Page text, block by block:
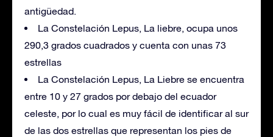
antigüedad.
La Constelación Lepus, La liebre, ocupa unos
290,3 grados cuadrados y cuenta con unas 73
estrellas
La Constelación Lepus, La Liebre se encuentra
entre 10 y 27 grados por debajo del ecuador
celeste, por lo cual es muy fácil de identificar al sur
de las dos estrellas que representan los pies de